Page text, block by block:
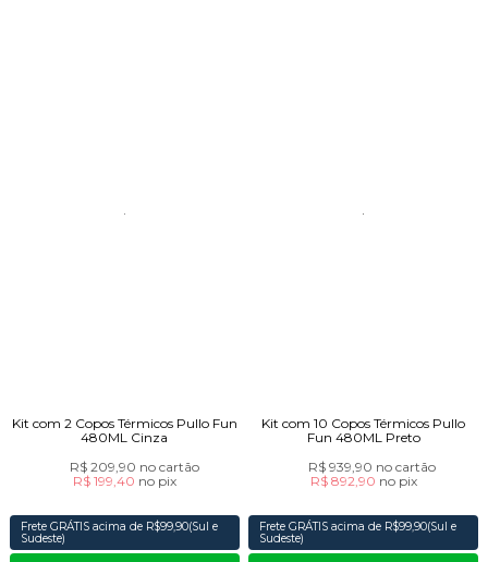
Kit com 2 Copos Térmicos Pullo Fun
480ML Cinza
R$ 209,90 no cartão
R$ 199,40 no pix
Frete GRÁTIS acima de R$99,90(Sul e
Sudeste)
Kit com 10 Copos Térmicos Pullo
Fun 480ML Preto
R$ 939,90 no cartão
R$ 892,90 no pix
Frete GRÁTIS acima de R$99,90(Sul e
Sudeste)